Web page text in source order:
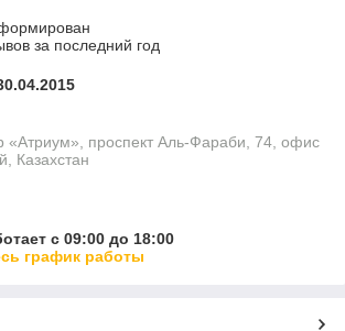
за последний год
«Атриум», проспект Аль-Фараби, 74, офис
Казахстан
с 09:00 до 18:00
график работы